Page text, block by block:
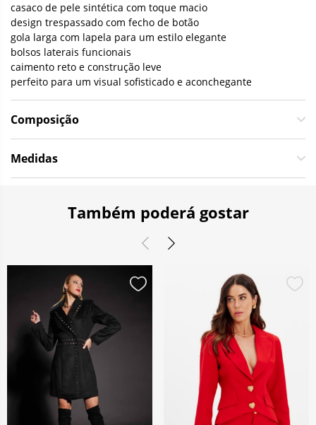
casaco de pele sintética com toque macio
design trespassado com fecho de botão
gola larga com lapela para um estilo elegante
bolsos laterais funcionais
caimento reto e construção leve
perfeito para um visual sofisticado e aconchegante
Composição
Medidas
Também poderá gostar